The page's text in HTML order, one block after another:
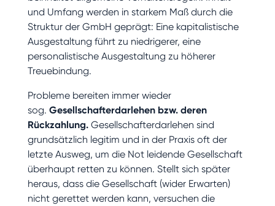
und Umfang werden in starkem Maß durch die
Struktur der GmbH geprägt: Eine kapitalistische
Ausgestaltung führt zu niedrigerer, eine
personalistische Ausgestaltung zu höherer
Treuebindung.
Probleme bereiten immer wieder
sog. Gesellschafterdarlehen bzw. deren
Rückzahlung.Gesellschafterdarlehen sind
grundsätzlich legitim und in der Praxis oft der
letzte Ausweg, um die Not leidende Gesellschaft
überhaupt retten zu können. Stellt sich später
heraus, dass die Gesellschaft (wider Erwarten)
nicht gerettet werden kann, versuchen die